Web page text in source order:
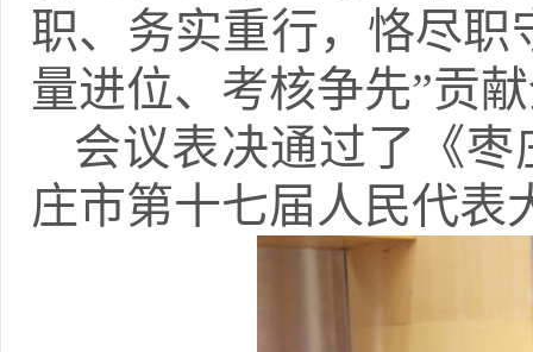
职、务实重行，恪尽职
量进位、考核争先”贡
会议表决通过了《
庄市第十七届人民代表